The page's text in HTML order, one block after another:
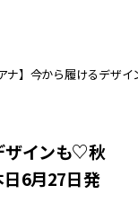
ナ】今から履けるデザ
ザインも♡秋
日6月27日発